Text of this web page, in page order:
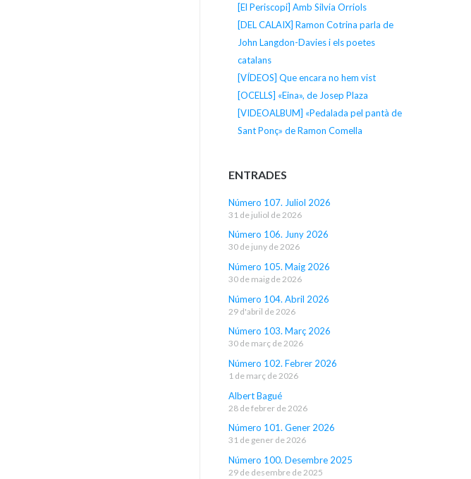
[El Periscopi] Amb Silvia Orriols
[DEL CALAIX] Ramon Cotrina parla de
John Langdon-Davies i els poetes
catalans
[VÍDEOS] Que encara no hem vist
[OCELLS] «Eina», de Josep Plaza
[VIDEOALBUM] «Pedalada pel pantà de
Sant Ponç» de Ramon Comella
ENTRADES
Número 107. Juliol 2026
31 de juliol de 2026
Número 106. Juny 2026
30 de juny de 2026
Número 105. Maig 2026
30 de maig de 2026
Número 104. Abril 2026
29 d'abril de 2026
Número 103. Març 2026
30 de març de 2026
Número 102. Febrer 2026
1 de març de 2026
Albert Bagué
28 de febrer de 2026
Número 101. Gener 2026
31 de gener de 2026
Número 100. Desembre 2025
29 de desembre de 2025